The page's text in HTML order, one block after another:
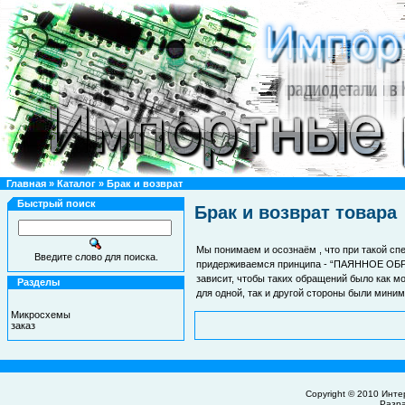
Главная » Каталог » Брак и возврат
Быстрый поиск
Введите слово для поиска.
Разделы
Микросхемы
заказ
Брак и возврат товара
Мы понимаем и осознаём , что при такой
придерживаемся принципа - “ПАЯННОЕ
зависит, чтобы таких обращений было как
для одной, так и другой стороны были
Copyright © 2010